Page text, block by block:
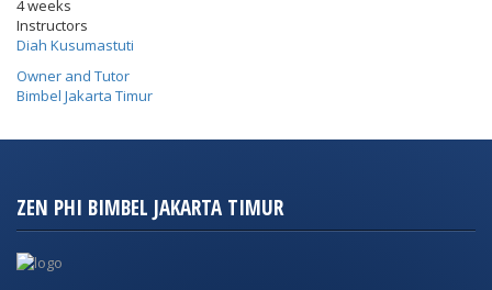
4 weeks
Instructors
Diah Kusumastuti
Owner and Tutor
Bimbel Jakarta Timur
ZEN PHI BIMBEL JAKARTA TIMUR